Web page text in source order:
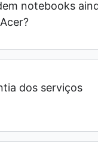
notebooks
dos serviços